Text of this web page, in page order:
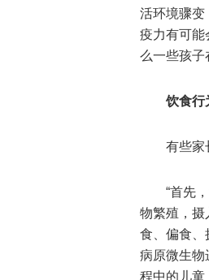
活环境骤变
疫力有可能
么一些孩子
饮食行
有些家
“首先
物繁殖，摄
食、偏食、
病原微生物
程中的儿童